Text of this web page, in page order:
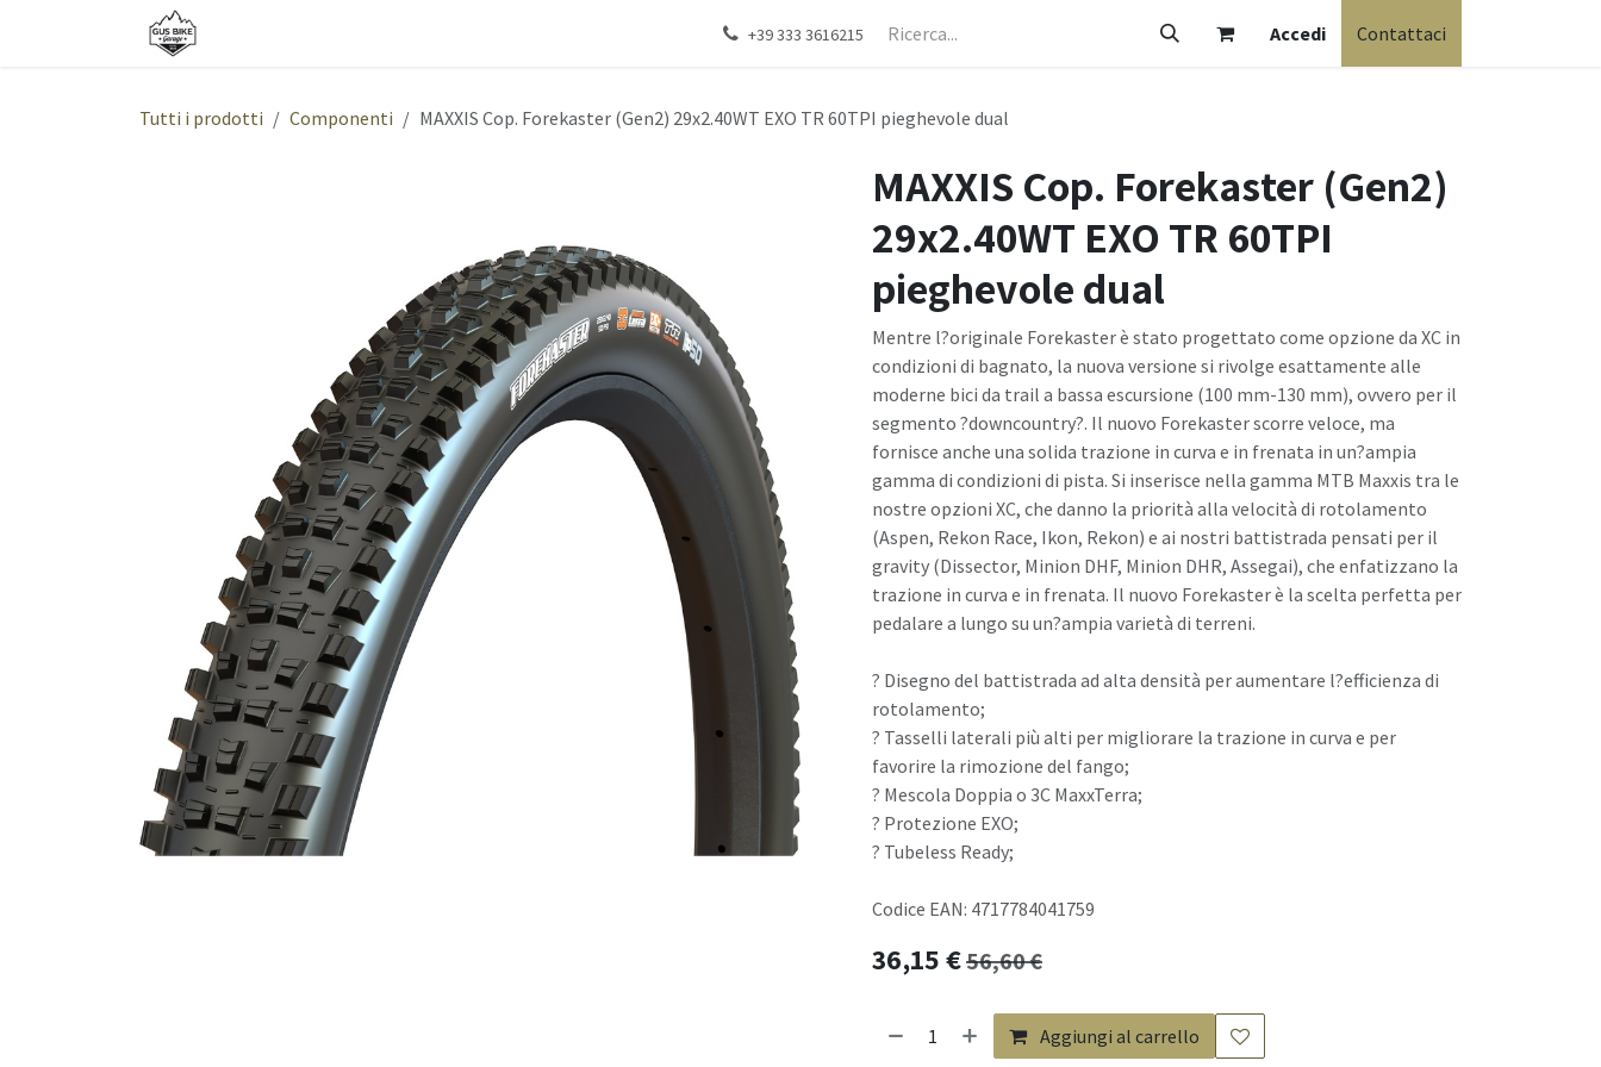
+39 333 3616215 Accedi Contattaci
Tutti i prodotti Componenti MAXXIS Cop. Forekaster (Gen2) 29x2.40WT EXO TR 60TPI pieghevole dual
MAXXIS Cop. Forekaster (Gen2)
29x2.40WT EXO TR 60TPI
pieghevole dual
Mentre l?originale Forekaster è stato progettato come opzione da XC in
condizioni di bagnato, la nuova versione si rivolge esattamente alle
moderne bici da trail a bassa escursione (100 mm-130 mm), ovvero per il
segmento ?downcountry?. Il nuovo Forekaster scorre veloce, ma
fornisce anche una solida trazione in curva e in frenata in un?ampia
gamma di condizioni di pista. Si inserisce nella gamma MTB Maxxis tra le
nostre opzioni XC, che danno la priorità alla velocità di rotolamento
(Aspen, Rekon Race, Ikon, Rekon) e ai nostri battistrada pensati per il
gravity (Dissector, Minion DHF, Minion DHR, Assegai), che enfatizzano la
trazione in curva e in frenata. Il nuovo Forekaster è la scelta perfetta per
pedalare a lungo su un?ampia varietà di terreni.
? Disegno del battistrada ad alta densità per aumentare l?efficienza di
rotolamento;
? Tasselli laterali più alti per migliorare la trazione in curva e per
favorire la rimozione del fango;
? Mescola Doppia o 3C MaxxTerra;
? Protezione EXO;
? Tubeless Ready;
Codice EAN: 4717784041759
36,15€56,60€
Aggiungi al carrello